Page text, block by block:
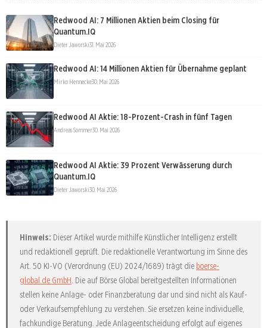
Redwood AI: 7 Millionen Aktien beim Closing für
Quantum.IQ
Dieter Jaworski31. Mai 2026
Redwood AI: 14 Millionen Aktien für Übernahme geplant
Mirko Hennecke30. Mai 2026
Redwood AI Aktie: 18-Prozent-Crash in fünf Tagen
Andreas Sommer30. Mai 2026
Redwood AI Aktie: 39 Prozent Verwässerung durch
Quantum.IQ
Dieter Jaworski30. Mai 2026
Hinweis: Dieser Artikel wurde mithilfe Künstlicher Intelligenz erstellt
und redaktionell geprüft. Die redaktionelle Verantwortung im Sinne des
Art. 50 KI-VO (Verordnung (EU) 2024/1689) trägt die boerse-
global.de GmbH. Die auf Börse Global bereitgestellten Informationen
stellen keine Anlage- oder Finanzberatung dar und sind nicht als Kauf-
oder Verkaufsempfehlung zu verstehen. Sie ersetzen keine individuelle,
fachkundige Beratung. Jede Anlageentscheidung erfolgt auf eigenes